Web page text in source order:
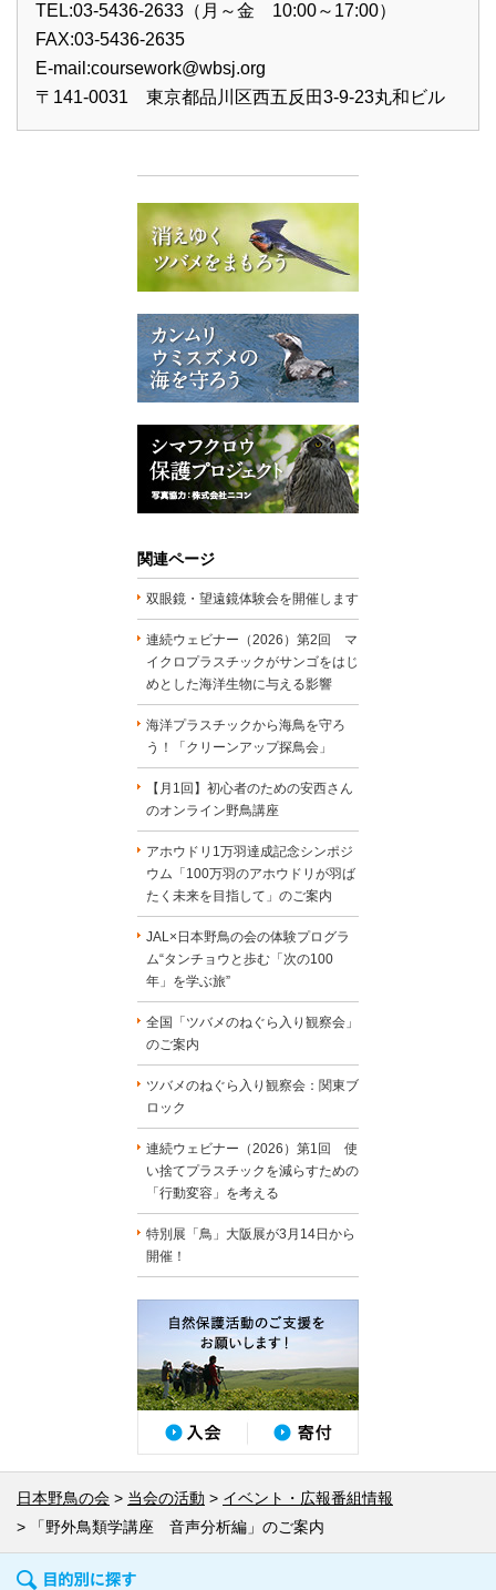
TEL:03-5436-2633（月～金 10:00～17:00）
FAX:03-5436-2635
E-mail:coursework@wbsj.org
〒141-0031 東京都品川区西五反田3-9-23丸和ビル
関連ページ
双眼鏡・望遠鏡体験会を開催します
連続ウェビナー（2026）第2回 マ
イクロプラスチックがサンゴをはじ
めとした海洋生物に与える影響
海洋プラスチックから海鳥を守ろ
う！「クリーンアップ探鳥会」
【月1回】初心者のための安西さん
のオンライン野鳥講座
アホウドリ1万羽達成記念シンポジ
ウム「100万羽のアホウドリが羽ば
たく未来を目指して」のご案内
JAL×日本野鳥の会の体験プログラ
ム“タンチョウと歩む「次の100
年」を学ぶ旅”
全国「ツバメのねぐら入り観察会」
のご案内
ツバメのねぐら入り観察会：関東ブ
ロック
連続ウェビナー（2026）第1回 使
い捨てプラスチックを減らすための
「行動変容」を考える
特別展「鳥」大阪展が3月14日から
開催！
日本野鳥の会 当会の活動
イベント・広報番組情報
「野外鳥類学講座 音声分析編」のご案内